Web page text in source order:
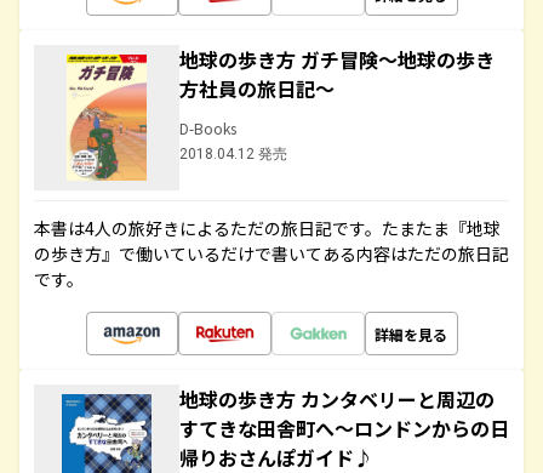
地球の歩き方 ガチ冒険～地球の歩き
方社員の旅日記～
D-Books
2018.04.12 発売
本書は4人の旅好きによるただの旅日記です。たまたま『地球
の歩き方』で働いているだけで書いてある内容はただの旅日記
です。
詳細を見る
地球の歩き方 カンタベリーと周辺の
すてきな田舎町へ～ロンドンからの日
帰りおさんぽガイド♪